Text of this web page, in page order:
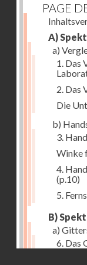
PAGE
A)
a)
1. Das
2. Das
Die
b)
3.
Winke
4.
(p.10)
5.
B)
a)
6. Das